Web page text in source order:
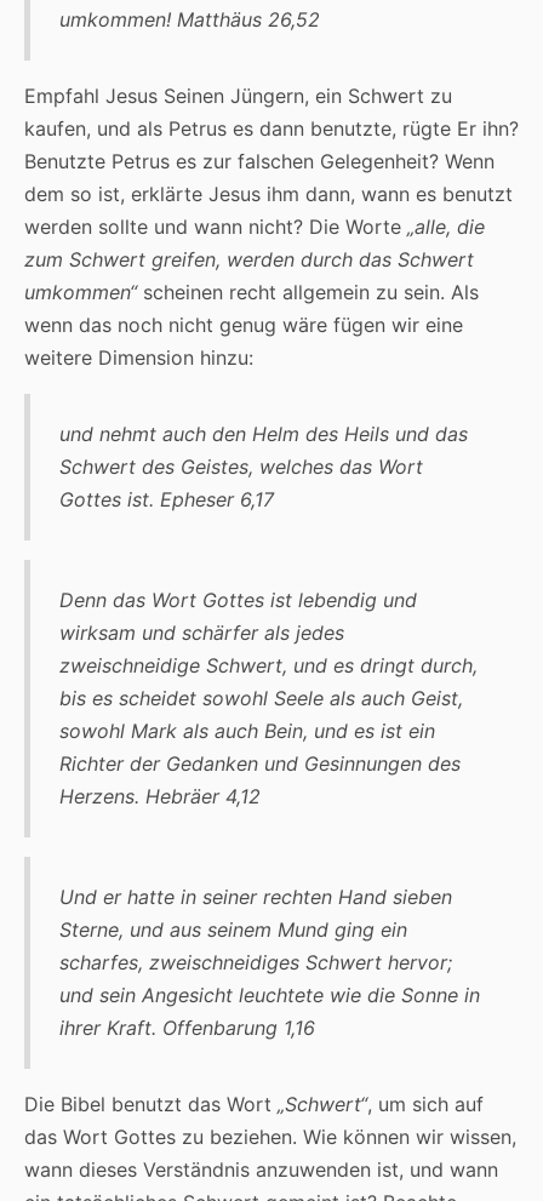
umkommen! Matthäus 26,52
Empfahl Jesus Seinen Jüngern, ein Schwert zu
kaufen, und als Petrus es dann benutzte, rügte Er ihn?
Benutzte Petrus es zur falschen Gelegenheit? Wenn
dem so ist, erklärte Jesus ihm dann, wann es benutzt
werden sollte und wann nicht? Die Worte „alle, die
zum Schwert greifen, werden durch das Schwert
umkommen“scheinen recht allgemein zu sein. Als
wenn das noch nicht genug wäre fügen wir eine
weitere Dimension hinzu:
und nehmt auch den Helm des Heils und das
Schwert des Geistes, welches das Wort
Gottes ist. Epheser 6,17
Denn das Wort Gottes ist lebendig und
wirksam und schärfer als jedes
zweischneidige Schwert, und es dringt durch,
bis es scheidet sowohl Seele als auch Geist,
sowohl Mark als auch Bein, und es ist ein
Richter der Gedanken und Gesinnungen des
Herzens. Hebräer 4,12
Und er hatte in seiner rechten Hand sieben
Sterne, und aus seinem Mund ging ein
scharfes, zweischneidiges Schwert hervor;
und sein Angesicht leuchtete wie die Sonne in
ihrer Kraft. Offenbarung 1,16
Die Bibel benutzt das Wort „Schwert“, um sich auf
das Wort Gottes zu beziehen. Wie können wir wissen,
wann dieses Verständnis anzuwenden ist, und wann